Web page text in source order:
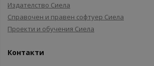
Издателство Сиела
Справочен и правен софтуер Сиела
Проекти и обучения Сиела
Контакти